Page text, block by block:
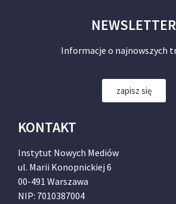
NEWSLETTER
Informacje o najnowszych
zapisz się
KONTAKT
Instytut Nowych Mediów
ul. Marii Konopnickiej 6
00-491 Warszawa
NIP: 7010387004